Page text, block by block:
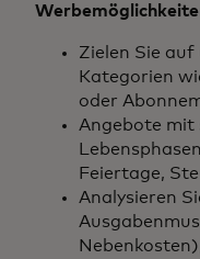
Zielen Sie
Kategorien
oder
Angebote mit
Feiertage,
Analysieren